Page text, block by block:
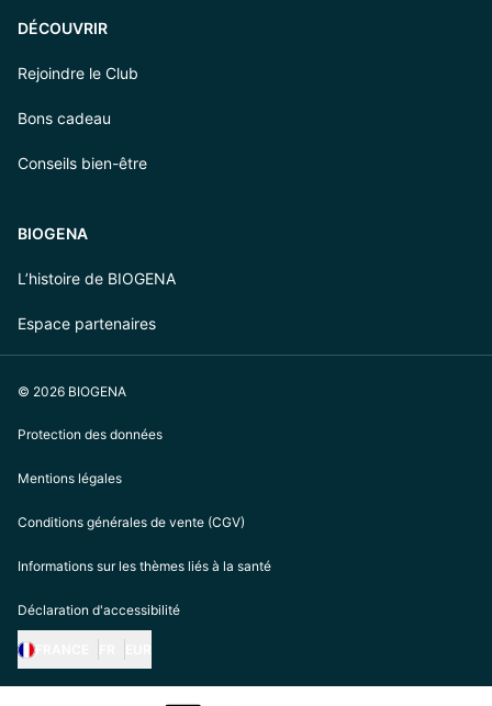
DÉCOUVRIR
Rejoindre le Club
Bons cadeau
Conseils bien-être
BIOGENA
L’histoire de BIOGENA
Espace partenaires
© 2026 BIOGENA
Protection des données
Mentions légales
Conditions générales de vente (CGV)
Informations sur les thèmes liés à la santé
Déclaration d'accessibilité
https://biogena.com/de-at